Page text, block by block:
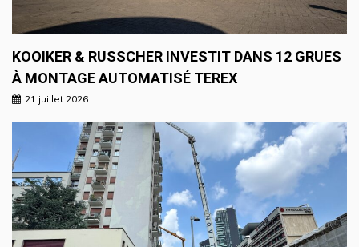
KOOIKER & RUSSCHER INVESTIT DANS 12 GRUES
À MONTAGE AUTOMATISÉ TEREX
21 juillet 2026